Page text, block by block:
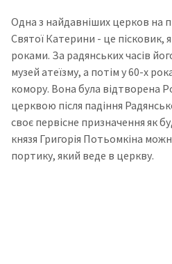
Одна з найдавніших церков на
Святої Катерини - це пісковик,
роками. За радянських часів
музей атеїзму, а потім у 60-х
комору. Вона була відтворена
церквою після падіння
своє первісне призначення як
князя Григорія Потьомкіна
портику, який веде в церкву.